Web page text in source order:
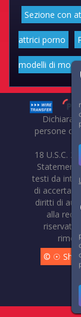
Sezione con
attrici porno
modelli di
persone
18 U.S.C.
testi da
di
diritti di
alla
© ☉